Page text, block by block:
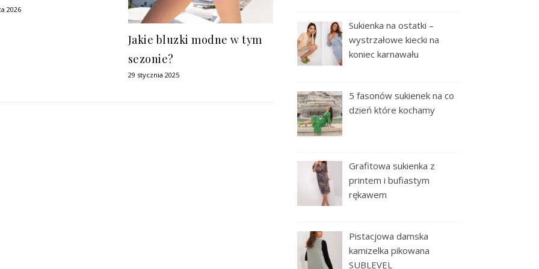
2026
Jakie bluzki modne w tym
sezonie?
29 stycznia 2025
Sukienka na ostatki –
wystrzałowe kiecki na
koniec karnawału
5 fasonów sukienek na co
dzień które kochamy
Grafitowa sukienka z
printem i bufiastym
rękawem
Pistacjowa damska
kamizelka pikowana
SUBLEVEL